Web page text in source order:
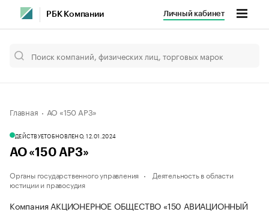
РБК Компании Личный кабинет
Главная АО «150 АРЗ»
ДЕЙСТВУЕТОБНОВЛЕНО, 12.01.2024
АО «150 АРЗ»
Органы государственного управления
Деятельность в области
юстиции и правосудия
Компания АКЦИОНЕРНОЕ ОБЩЕСТВО «150 АВИАЦИОННЫЙ